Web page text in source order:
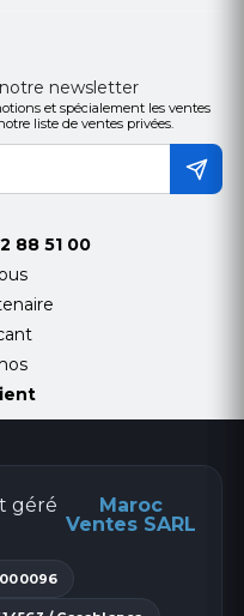
newsletter
et spécialement les ventes
liste de ventes privées.
88 51 00
géré
Maroc
Ventes SARL